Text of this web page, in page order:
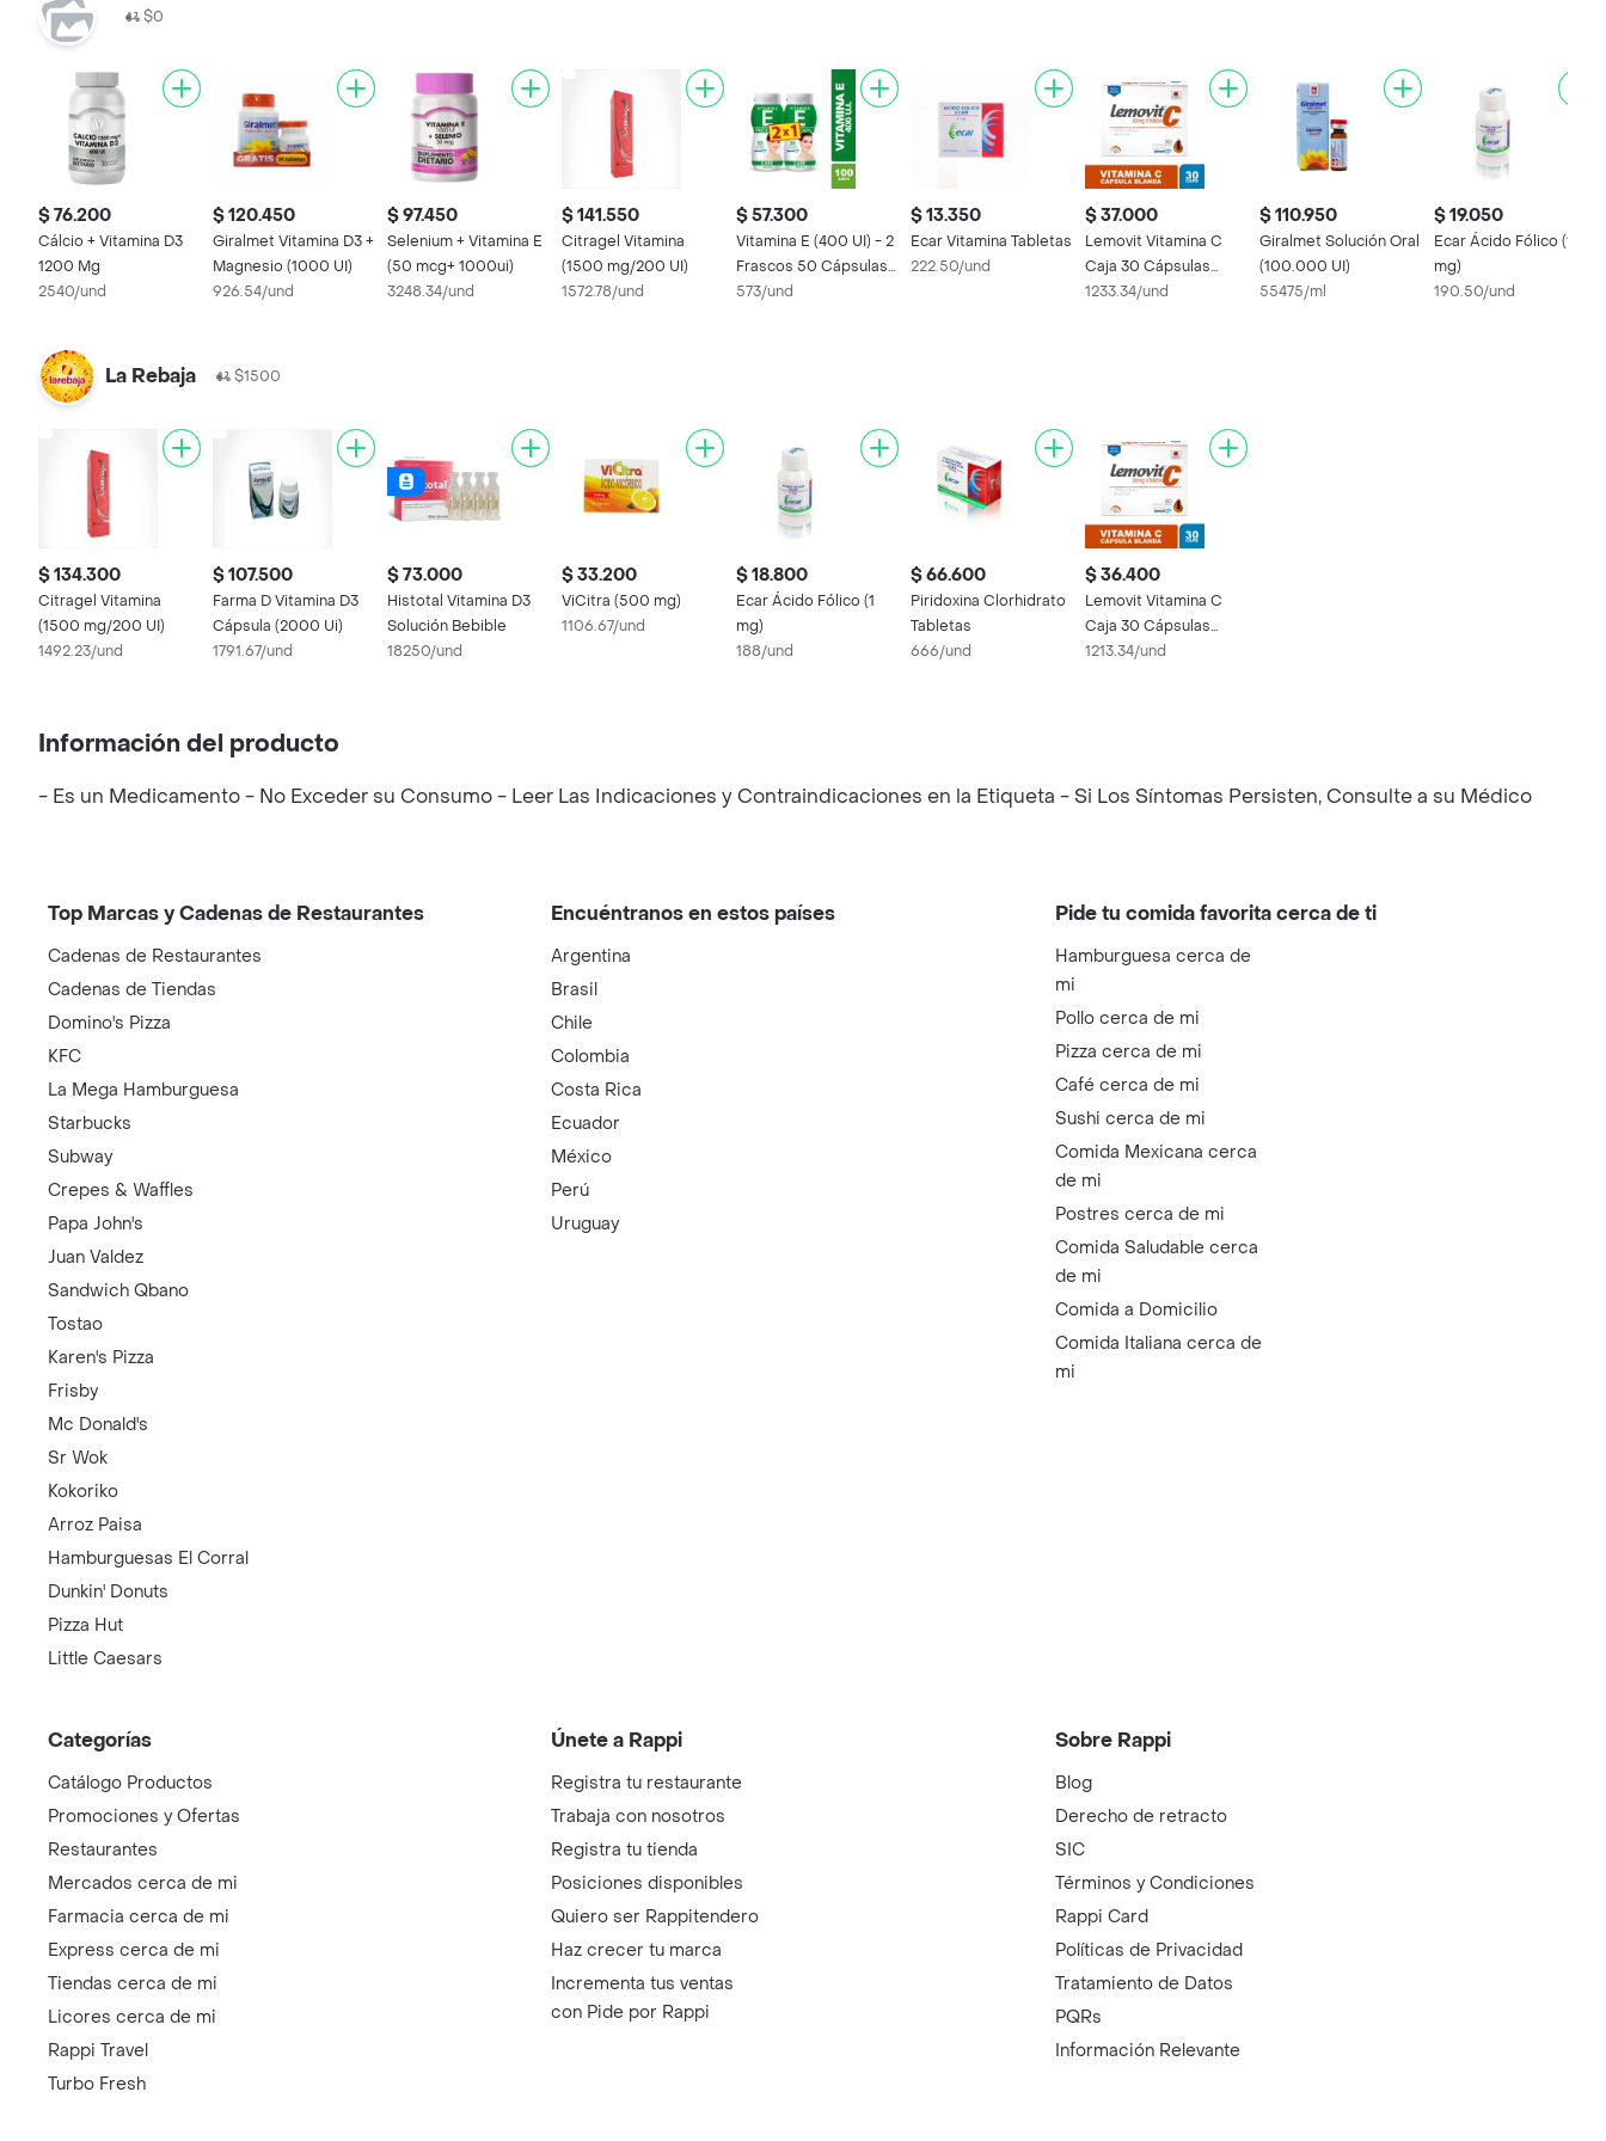
$0
$ 76.200
Cálcio + Vitamina D3
1200 Mg
2540/und
$ 120.450
Giralmet Vitamina D3 +
Magnesio (1000 UI)
926.54/und
$ 97.450
Selenium + Vitamina E
(50 mcg+ 1000ui)
3248.34/und
$ 141.550
Citragel Vitamina
(1500 mg/200 UI)
1572.78/und
$ 57.300
Vitamina E (400 UI) - 2
Frascos 50 Cápsulas
Blandas
573/und
$ 13.350
Ecar Vitamina Tabletas
222.50/und
$ 37.000
Lemovit Vitamina C
Caja 30 Cápsulas
Blandas
1233.34/und
$ 110.950
Giralmet Solución Oral
(100.000 UI)
55475/ml
$ 19.050
Ecar Ácido Fólico (1
mg)
190.50/und
La Rebaja $1500
$ 134.300
Citragel Vitamina
(1500 mg/200 UI)
1492.23/und
$ 107.500
Farma D Vitamina D3
Cápsula (2000 Ui)
1791.67/und
$ 73.000
Histotal Vitamina D3
Solución Bebible
18250/und
$ 33.200
ViCitra (500 mg)
1106.67/und
$ 18.800
Ecar Ácido Fólico (1
mg)
188/und
$ 66.600
Piridoxina Clorhidrato
Tabletas
666/und
$ 36.400
Lemovit Vitamina C
Caja 30 Cápsulas
Blandas
1213.34/und
Información del producto
- Es un Medicamento - No Exceder su Consumo - Leer Las Indicaciones y Contraindicaciones en la Etiqueta - Si Los Síntomas Persisten, Consulte a su Médico
Top Marcas y Cadenas de Restaurantes
Cadenas de Restaurantes
Cadenas de Tiendas
Domino's Pizza
KFC
La Mega Hamburguesa
Starbucks
Subway
Crepes & Waffles
Papa John's
Juan Valdez
Sandwich Qbano
Tostao
Karen's Pizza
Frisby
Mc Donald's
Sr Wok
Kokoriko
Arroz Paisa
Hamburguesas El Corral
Dunkin' Donuts
Pizza Hut
Little Caesars
Encuéntranos en estos países
Argentina
Brasil
Chile
Colombia
Costa Rica
Ecuador
México
Perú
Uruguay
Pide tu comida favorita cerca de ti
Hamburguesa cerca de
mi
Pollo cerca de mi
Pizza cerca de mi
Café cerca de mi
Sushi cerca de mi
Comida Mexicana cerca
de mi
Postres cerca de mi
Comida Saludable cerca
de mi
Comida a Domicilio
Comida Italiana cerca de
mi
Categorías
Catálogo Productos
Promociones y Ofertas
Restaurantes
Mercados cerca de mi
Farmacia cerca de mi
Express cerca de mi
Tiendas cerca de mi
Licores cerca de mi
Rappi Travel
Turbo Fresh
Únete a Rappi
Registra tu restaurante
Trabaja con nosotros
Registra tu tienda
Posiciones disponibles
Quiero ser Rappitendero
Haz crecer tu marca
Incrementa tus ventas
con Pide por Rappi
Sobre Rappi
Blog
Derecho de retracto
SIC
Términos y Condiciones
Rappi Card
Políticas de Privacidad
Tratamiento de Datos
PQRs
Información Relevante